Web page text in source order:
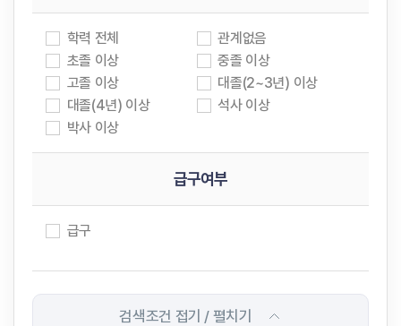
학력 전체
관계없음
초졸 이상
중졸 이상
고졸 이상
대졸(2~3년) 이상
대졸(4년) 이상
석사 이상
박사 이상
급구여부
급구
검색조건 접기 / 펼치기